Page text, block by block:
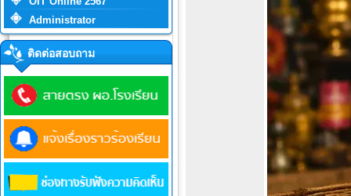
Administrator
ติดต่อสอบถาม